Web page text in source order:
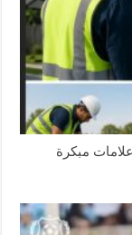
مبكرة